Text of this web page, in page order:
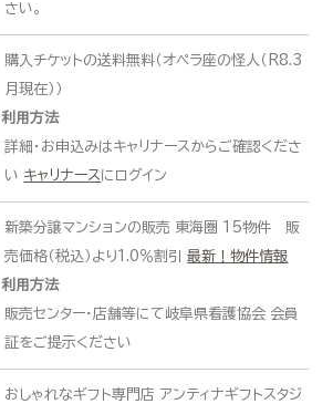
さい。
購入チケットの送料無料（オペラ座の怪人（R8.3
月現在））
利用方法
詳細・お申込みはキャリナースからご確認くださ
い キャリナースにログイン
新築分譲マンションの販売 東海圏 15物件 販
売価格（税込）より1.0％割引最新！物件情報
利用方法
販売センター・店舗等にて岐阜県看護協会 会員
証をご提示ください
おしゃれなギフト専門店 アンティナギフトスタジ